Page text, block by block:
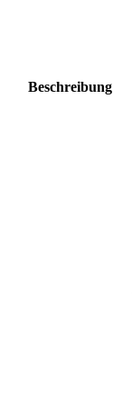
Beschreibung